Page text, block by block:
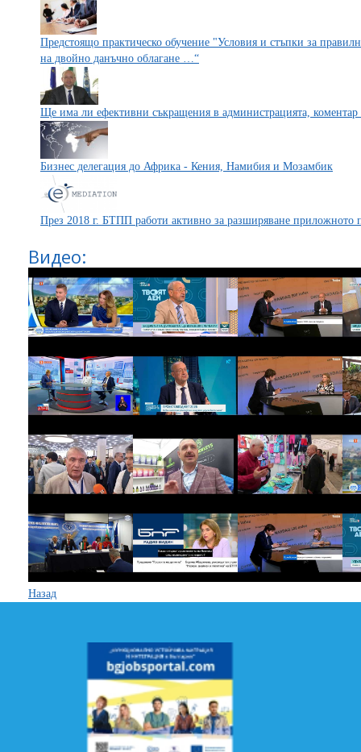
Предстоящо практическо обучение "Условия и стъпки за
на двойно данъчно облагане …“
Ще има ли ефективни съкращения в администрацията,
Бизнес делегация до Африка - Кения, Намибия и Мозамбик
През 2018 г. БТПП работи активно за разширяване приложното
Видео:
Назад